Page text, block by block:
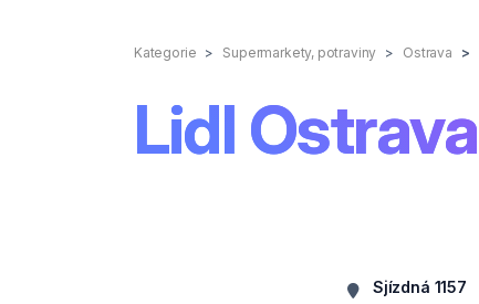
Kategorie Supermarkety, potraviny Ostrava
Lidl Ostrava
Sjízdná 1157